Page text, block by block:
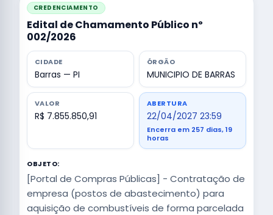
CREDENCIAMENTO
Edital de Chamamento Público nº
002/2026
CIDADE
Barras — PI
ÓRGÃO
MUNICIPIO DE BARRAS
VALOR
R$ 7.855.850,91
ABERTURA
22/04/2027 23:59
Encerra em 257 dias, 19
horas
OBJETO:
[Portal de Compras Públicas] - Contratação de
empresa (postos de abastecimento) para
aquisição de combustíveis de forma parcelada